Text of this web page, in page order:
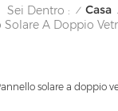
Sei Dentro : / Casa
Solare A Doppio
solare a doppio